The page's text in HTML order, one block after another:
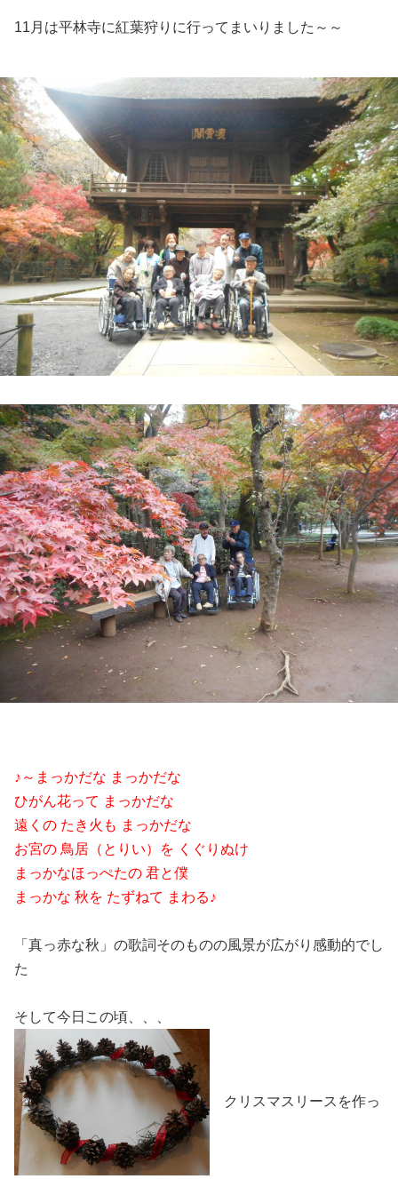
11月は平林寺に紅葉狩りに行ってまいりました～～
♪～まっかだな まっかだな
ひがん花って まっかだな
遠くの たき火も まっかだな
お宮の 鳥居（とりい）を くぐりぬけ
まっかなほっぺたの 君と僕
まっかな 秋を たずねて まわる♪
「真っ赤な秋」の歌詞そのものの風景が広がり感動的でし
た
そして今日この頃、、、
クリスマスリースを作っ